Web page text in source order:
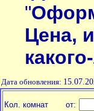
"
Цена,
Дата обновления:
Кол. комнат от: